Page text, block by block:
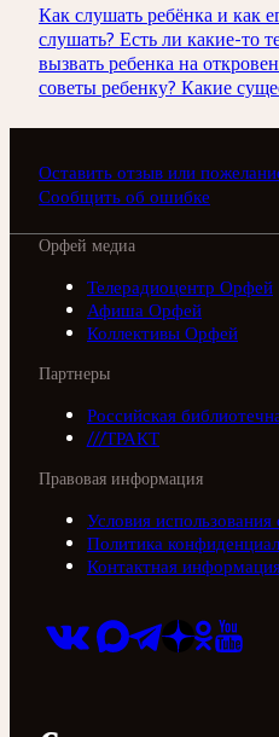
Как слушать ребёнка и как
слушать? Есть ли какие-
вызвать ребенка на
советы ребенку? Какие
Оставить отзыв или
Сообщить об ошибке
Орфей медиа
Телерадиоцентр Орфей
Афиша Орфей
Коллективы Орфей
Партнеры
Российская
///ТРАКТ
Правовая информация
Условия использования
Политика
Контактная